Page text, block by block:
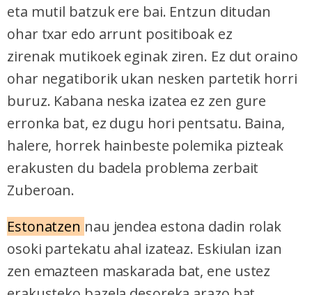
eta mutil batzuk ere bai. Entzun ditudan
ohar txar edo arrunt positiboak ez
zirenak mutikoek eginak ziren. Ez dut oraino
ohar negatiborik ukan nesken partetik horri
buruz. Kabana neska izatea ez zen gure
erronka bat, ez dugu hori pentsatu. Baina,
halere, horrek hainbeste polemika pizteak
erakusten du badela problema zerbait
Zuberoan.
Estonatzen nau jendea estona dadin rolak
osoki partekatu ahal izateaz. Eskiulan izan
zen emazteen maskarada bat, ene ustez